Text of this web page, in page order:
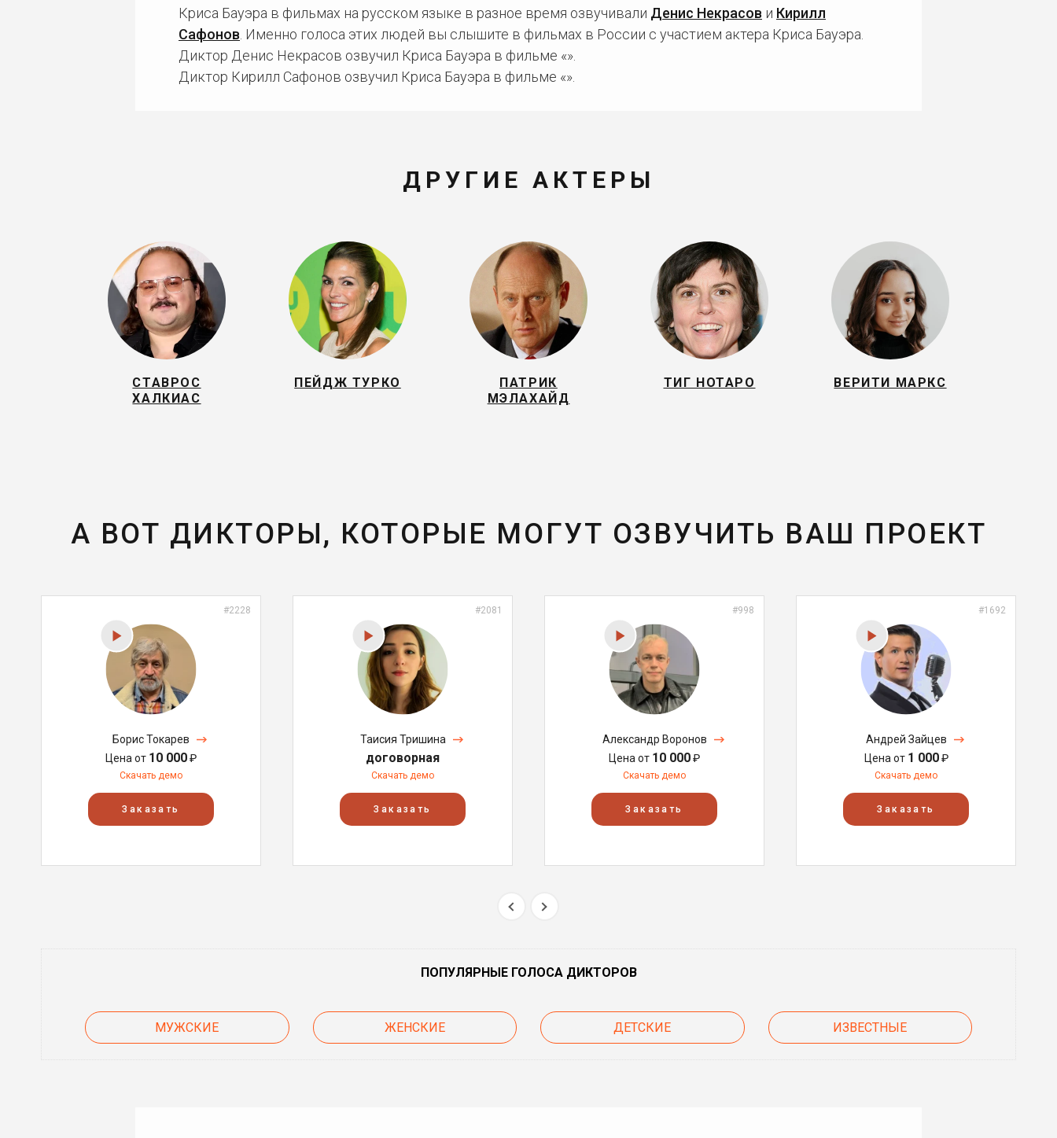
Криса Бауэра в фильмах на русском языке в разное время озвучивали Денис Некрасов и Кирилл
Сафонов . Именно голоса этих людей вы слышите в фильмах в России с участием актера Криса Бауэра.
Диктор Денис Некрасов озвучил Криса Бауэра в фильме «».
Диктор Кирилл Сафонов озвучил Криса Бауэра в фильме «».
ДРУГИЕ АКТЕРЫ
СТАВРОС
ХАЛКИАС
ПЕЙДЖ ТУРКО
ПАТРИК
МЭЛАХАЙД
ТИГ НОТАРО ВЕРИТИ МАРКС
А ВОТ ДИКТОРЫ, КОТОРЫЕ МОГУТ ОЗВУЧИТЬ ВАШ ПРОЕКТ
#2228
Борис Токарев
Цена от 10 000₽
Скачать демо
Заказать
#2081
Таисия Тришина
договорная
Скачать демо
Заказать
#998
Александр Воронов
Цена от 10 000₽
Скачать демо
Заказать
#1692
Андрей Зайцев
Цена от 1 000₽
Скачать демо
Заказать
ПОПУЛЯРНЫЕ ГОЛОСА ДИКТОРОВ
МУЖСКИЕ ЖЕНСКИЕ ДЕТСКИЕ ИЗВЕСТНЫЕ